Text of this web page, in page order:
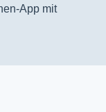
App mit